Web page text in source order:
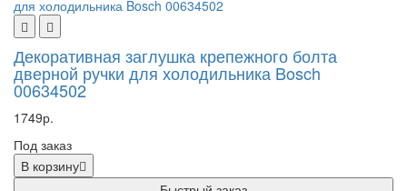
Декоративная заглушка крепежного болта
дверной ручки для холодильника Bosch
00634502
1749р.
Под заказ
В корзину